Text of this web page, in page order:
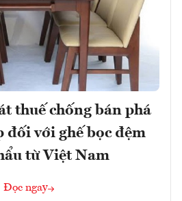
thuế chống bán phá
đối với ghế bọc đệm
từ Việt Nam
Đọc ngay